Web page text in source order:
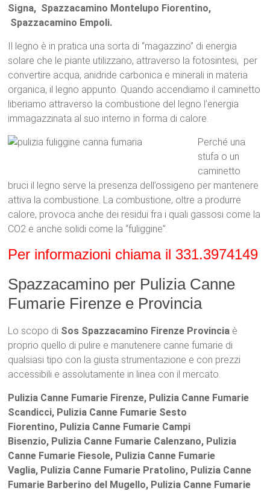
Signa, Spazzacamino Montelupo Fiorentino,
Spazzacamino Empoli.
Il legno è in pratica una sorta di “magazzino” di energia
solare che le piante utilizzano, attraverso la fotosintesi, per
convertire acqua, anidride carbonica e minerali in materia
organica, il legno appunto. Quando accendiamo il caminetto
liberiamo attraverso la combustione del legno l’energia
immagazzinata al suo interno in forma di calore.
Perché una
stufa o un
caminetto
bruci il legno serve la presenza dell’ossigeno per mantenere
attiva la combustione. La combustione, oltre a produrre
calore, provoca anche dei residui fra i quali gassosi come la
CO2 e anche solidi come la “fuliggine”.
Per informazioni chiama il 331.3974149
Spazzacamino per Pulizia Canne
Fumarie Firenze e Provincia
Lo scopo di Sos Spazzacamino Firenze Provincia è
proprio quello di pulire e manutenere canne fumarie di
qualsiasi tipo con la giusta strumentazione e con prezzi
accessibili e assolutamente in linea con il mercato.
Pulizia Canne Fumarie Firenze, Pulizia Canne Fumarie
Scandicci, Pulizia Canne Fumarie Sesto
Fiorentino, Pulizia Canne Fumarie Campi
Bisenzio, Pulizia Canne Fumarie Calenzano, Pulizia
Canne Fumarie Fiesole, Pulizia Canne Fumarie
Vaglia, Pulizia Canne Fumarie Pratolino, Pulizia Canne
Fumarie Barberino del Mugello, Pulizia Canne Fumarie